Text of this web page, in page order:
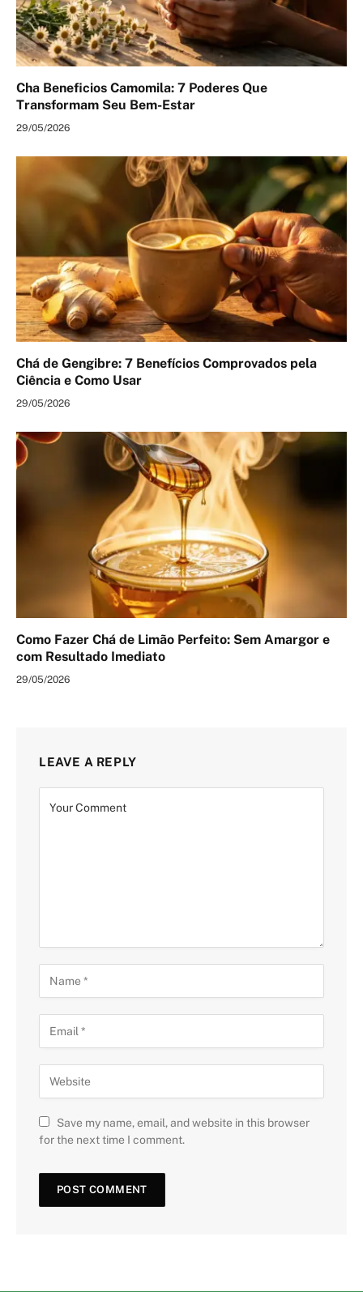
Cha Beneficios Camomila: 7 Poderes Que
Transformam Seu Bem-Estar
29/05/2026
Chá de Gengibre: 7 Benefícios Comprovados pela
Ciência e Como Usar
29/05/2026
Como Fazer Chá de Limão Perfeito: Sem Amargor e
com Resultado Imediato
29/05/2026
LEAVE A REPLY
Save my name, email, and website in this browser
for the next time I comment.